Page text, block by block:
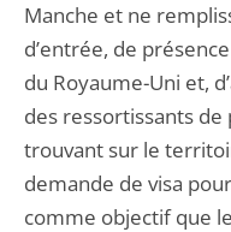
Manche et ne
d’entrée, de
du Royaume-Uni et,
des ressortissants
trouvant sur le
demande de visa
comme objectif que